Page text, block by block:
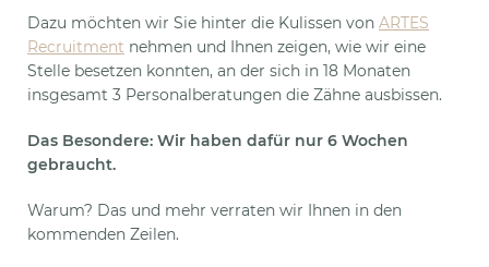
Dazu möchten wir Sie hinter die Kulissen von ARTES
Recruitment nehmen und Ihnen zeigen, wie wir eine
Stelle besetzen konnten, an der sich in 18 Monaten
insgesamt 3 Personalberatungen die Zähne ausbissen.
Das Besondere: Wir haben dafür nur 6 Wochen
gebraucht.
Warum? Das und mehr verraten wir Ihnen in den
kommenden Zeilen.